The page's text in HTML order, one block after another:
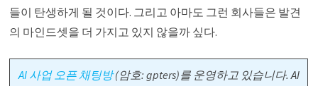
들이 탄생하게 될 것이다. 그리고 아마도 그런 회사들은 발견
의 마인드셋을 더 가지고 있지 않을까 싶다.
AI 사업 오픈 채팅방(암호: gpters)를 운영하고 있습니다. AI